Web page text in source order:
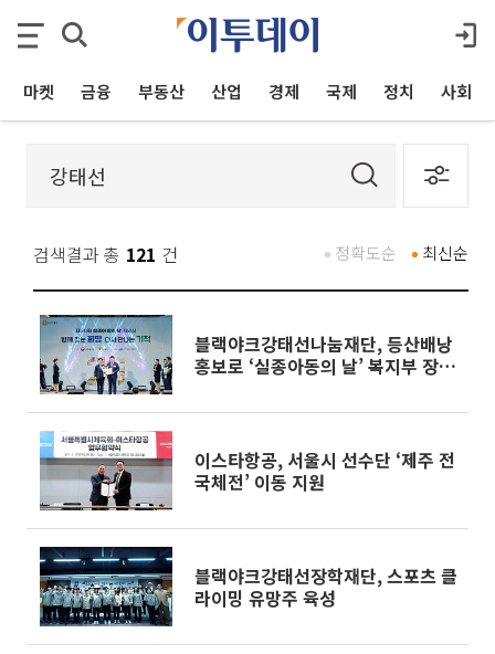
마켓 금융 부동산 산업 경제 국제 정치 사회
검색결과 총 121 건 최신순
정확도순
블랙야크강태선나눔재단, 등산배낭
홍보로 ‘실종아동의 날’ 복지부 장관
이스타항공, 서울시 선수단 ‘제주 전
국체전’ 이동 지원
블랙야크강태선장학재단, 스포츠 클
라이밍 유망주 육성